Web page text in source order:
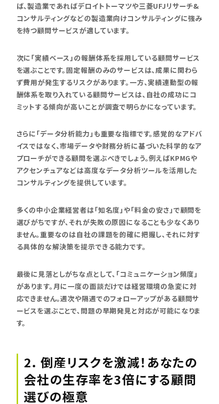
ば、製造業であればデロイトトーマツや三菱UFJリサーチ&
コンサルティングなどの製造業向けコンサルティングに強み
を持つ顧問サービスが適しています。
次に「実績ベース」の報酬体系を採用している顧問サービス
を選ぶことです。固定報酬のみのサービスは、成果に関わら
ず費用が発生するリスクがあります。一方、実績連動型の報
酬体系を取り入れている顧問サービスは、自社の成功にコ
ミットする傾向が高いことが調査で明らかになっています。
さらに「データ分析能力」も重要な指標です。感覚的なアドバ
イスではなく、市場データや財務分析に基づいた科学的なア
プローチができる顧問を選ぶべきでしょう。例えばKPMGや
アクセンチュアなどは高度なデータ分析ツールを活用した
コンサルティングを提供しています。
多くの中小企業経営者は「知名度」や「料金の安さ」で顧問を
選びがちですが、それが失敗の原因になることも少なくあり
ません。重要なのは自社の課題を的確に把握し、それに対す
る具体的な解決策を提示できる能力です。
最後に見落としがちな点として、「コミュニケーション頻度」
があります。月に一度の面談だけでは経営環境の急変に対
応できません。週次や隔週でのフォローアップがある顧問サ
ービスを選ぶことで、問題の早期発見と対応が可能になりま
す。
2. 倒産リスクを激減！あなたの
会社の生存率を3倍にする顧問
選びの極意